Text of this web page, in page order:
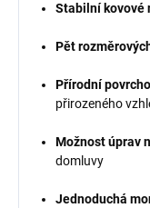
Stabilní kovové
Pět
Přírodní
přirozeného
Možnost úprav
domluvy
Jednoduchá